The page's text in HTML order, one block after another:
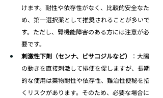
けます。耐性や依存性がなく、比較的安全なた
め、第一選択薬として推奨されることが多いで
す。ただし、腎機能障害のある方には注意が必
要です。
刺激性下剤（センナ、ビサコジルなど）
：大腸
の動きを直接刺激して排便を促しますが、長期
的な使用は薬物耐性や依存性、難治性便秘を招
くリスクがあります。そのため、必要な場合に